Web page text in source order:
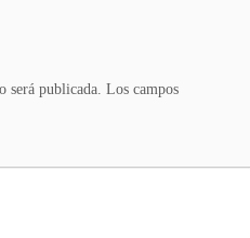
será publicada. Los campos